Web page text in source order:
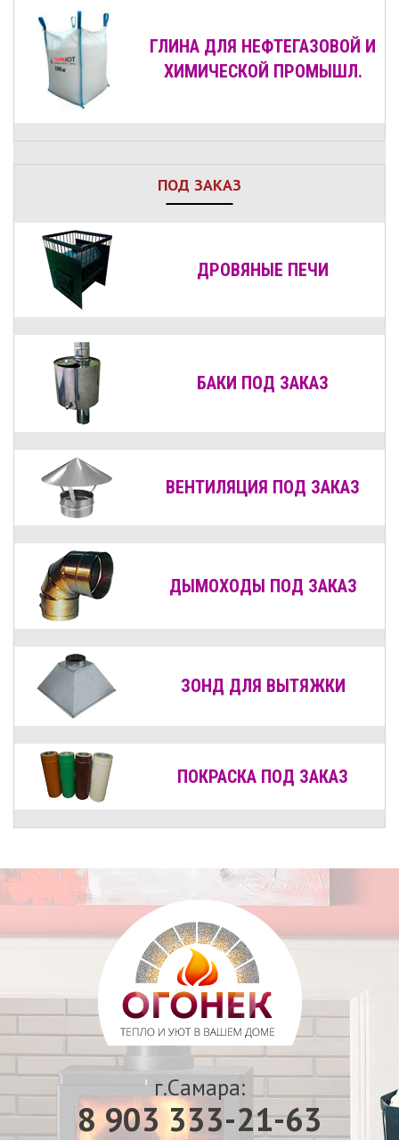
ГЛИНА ДЛЯ НЕФТЕГАЗОВОЙ И
ХИМИЧЕСКОЙ ПРОМЫШЛ.
ПОД ЗАКАЗ
ДРОВЯНЫЕ ПЕЧИ
БАКИ ПОД ЗАКАЗ
ВЕНТИЛЯЦИЯ ПОД ЗАКАЗ
ДЫМОХОДЫ ПОД ЗАКАЗ
ЗОНД ДЛЯ ВЫТЯЖКИ
ПОКРАСКА ПОД ЗАКАЗ
г.Самара:
8 903 333-21-63